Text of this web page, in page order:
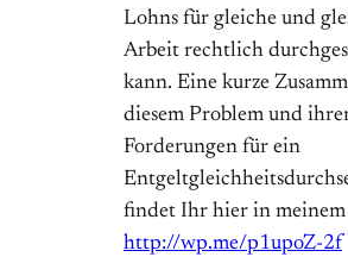
Lohns für gleiche und
Arbeit rechtlich
kann. Eine kurze
diesem Problem und
Forderungen für ein
findet Ihr hier in meinem
http://wp.me/p1upoZ-2f